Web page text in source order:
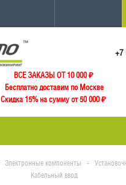
+7
ВСЕ ЗАКАЗЫ ОТ 10 000₽
Бесплатно доставим по Москве
Скидка 15% на сумму от 50 000 ₽
Электронные компоненты -
Кабельный ввод